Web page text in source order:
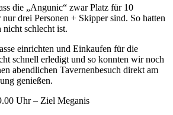
die „Angunic“ zwar Platz für 10
nur drei Personen + Skipper sind. So hatten
schlecht ist.
einrichten und Einkaufen für die
schnell erledigt und so konnten wir noch
abendlichen Tavernenbesuch direkt am
genießen.
Uhr – Ziel Meganis